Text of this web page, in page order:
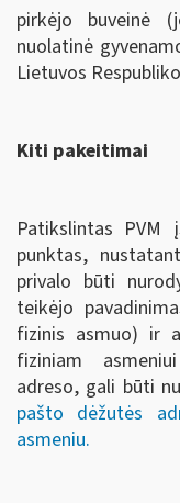
pirkėjo buveinė
nuolatinė
Lietuvos
Kiti pakeitimai
Patikslintas
punktas,
privalo būti
teikėjo
fizinis asmuo) ir
fiziniam
adreso, gali būti
pašto dėžutės
asmeniu.